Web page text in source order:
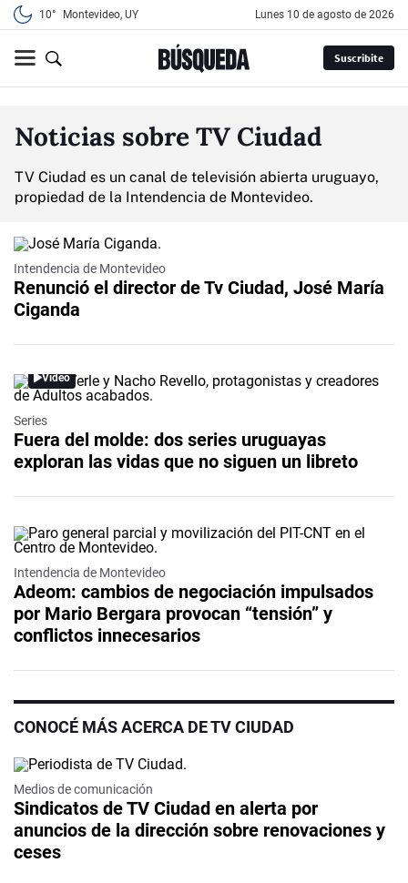
10° Montevideo, UY lunes 10 de agosto de 2026
Suscribite
Noticias sobre TV Ciudad
TV Ciudad es un canal de televisión abierta uruguayo,
propiedad de la Intendencia de Montevideo.
Intendencia de Montevideo
Renunció el director de Tv Ciudad, José María
Ciganda
Video
Series
Fuera del molde: dos series uruguayas
exploran las vidas que no siguen un libreto
Intendencia de Montevideo
Adeom: cambios de negociación impulsados
por Mario Bergara provocan “tensión” y
conflictos innecesarios
CONOCÉ MÁS ACERCA DE TV CIUDAD
Medios de comunicación
Sindicatos de TV Ciudad en alerta por
anuncios de la dirección sobre renovaciones y
ceses